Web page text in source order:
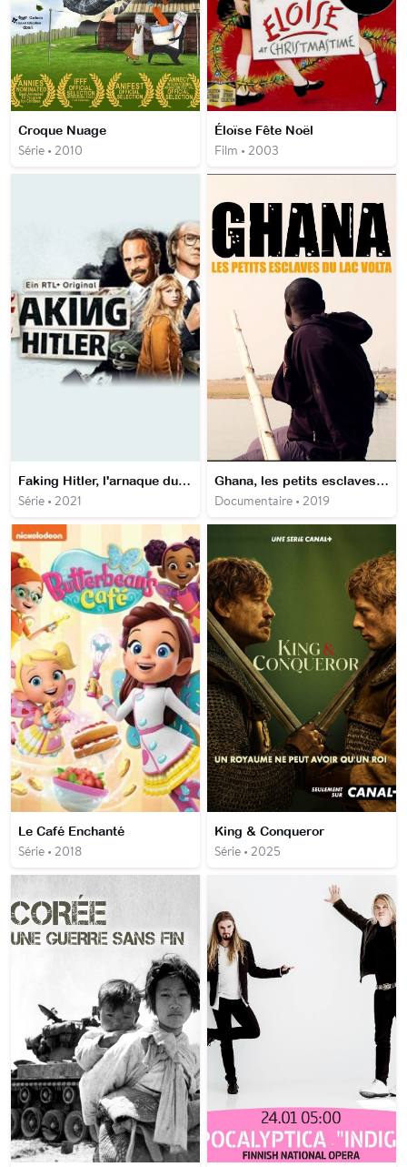
Croque Nuage
Série • 2010
Éloïse Fête Noël
Film • 2003
Faking Hitler, l'arnaque du siècle
Série • 2021
Ghana, les petits esclaves du lac Volta
Documentaire • 2019
Le Café Enchanté
Série • 2018
King & Conqueror
Série • 2025